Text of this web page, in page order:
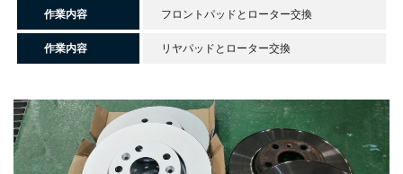
作業内容 フロントパッドとローター交換
作業内容 リヤパッドとローター交換